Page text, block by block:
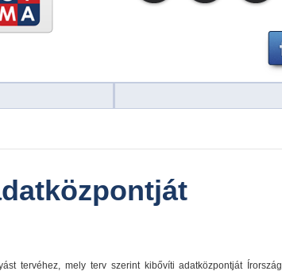
tervéhez, mely terv szerint kibővíti adatközpontját Írország